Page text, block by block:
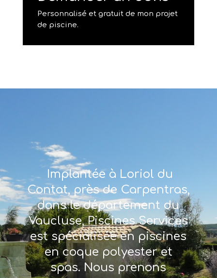
Personnalisé et gratuit de mon projet
de piscine.
Implantée à Loriol du
Contat, près de Carpentras,
dans le département du
Vaucluse, Piscines Services
est spécialisée en piscines
en coque polyester et
spas. Nous prenons